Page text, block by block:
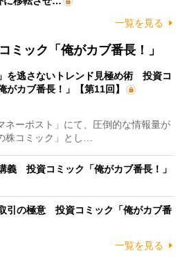
一覧を見る
ミック「俺がカブ番長！」
」を逃さないトレンド見極め術 投資コ
がカブ番長！」【第11回】
ーポスト」にて、圧倒的な情報量が
株コミック」とし…
義 投資コミック「俺がカブ番長！」
引の極意 投資コミック「俺がカブ番
一覧を見る